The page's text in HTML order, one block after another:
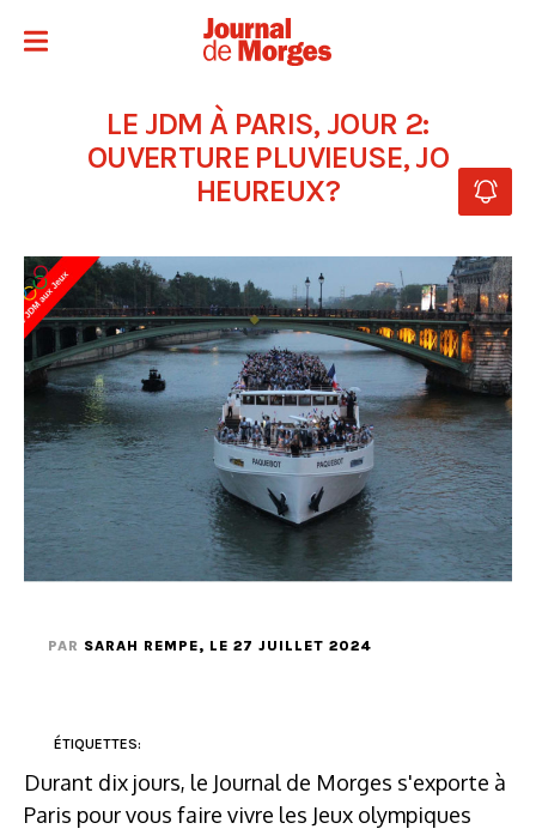
LE JDM À PARIS, JOUR 2:
OUVERTURE PLUVIEUSE, JO
HEUREUX?
PAR SARAH REMPE, LE 27 JUILLET 2024
ÉTIQUETTES:
Durant dix jours, le Journal de Morges s'exporte à
Paris pour vous faire vivre les Jeux olympiques